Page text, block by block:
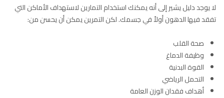
لا يوجد دليل يشير إلى أنه يمكنك استخدام التمارين لاستهداف الأماكن التي
تفقد فيها الدهون أولاً في جسمك. لكن التمرين يمكن أن يحسن من:
صحة القلب
وظيفة الدماغ
القوة البدنية
التحمل الرياضي
أهداف فقدان الوزن العامة